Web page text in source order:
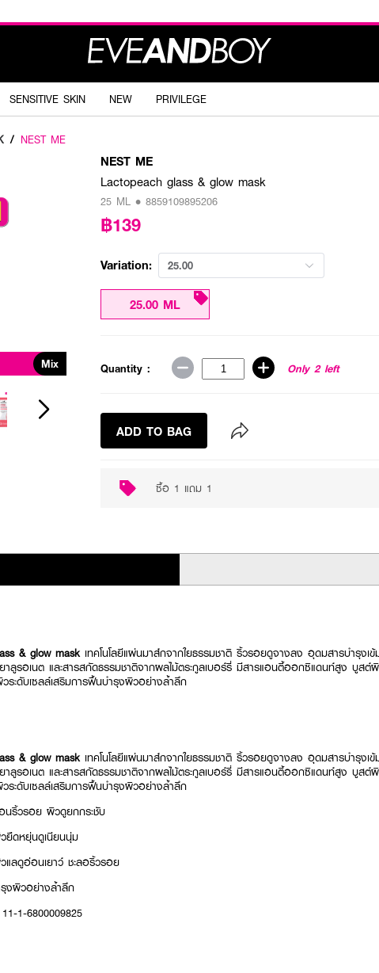
SENSITIVE SKIN NEW PRIVILEGE
/ NEST ME
Mix Buy 1 Get 1
NEST ME
Lactopeach glass & glow mask
25 ML • 8859109895206
฿139
Variation: 25.00
25.00 ML
Quantity : Only 2 left
ADD TO BAG
ซื้อ 1 แถม 1
& glow mask เทคโนโลยีแผ่นมาส์กจากใยธรรมชาติ ริ้วรอยดูจางลง อุดมสารบำรุงเ
าลูรอเนต และสารสกัดธรรมชาติจากผลไม้ตระกูลเบอร์รี่ มีสารแอนตี้ออกซิแดนท์สูง บูสต์
ระดับเซลล์เสริมการฟื้นบำรุงผิวอย่างล้ำลึก
& glow mask เทคโนโลยีแผ่นมาส์กจากใยธรรมชาติ ริ้วรอยดูจางลง อุดมสารบำรุงเ
าลูรอเนต และสารสกัดธรรมชาติจากผลไม้ตระกูลเบอร์รี่ มีสารแอนตี้ออกซิแดนท์สูง บูสต์
ระดับเซลล์เสริมการฟื้นบำรุงผิวอย่างล้ำลึก
นริ้วรอย ผิวดูยกกระชับ
ยืดหยุ่นดูเนียนนุ่ม
ลดูอ่อนเยาว์ ชะลอริ้วรอย
งผิวอย่างล้ำลึก
1-6800009825